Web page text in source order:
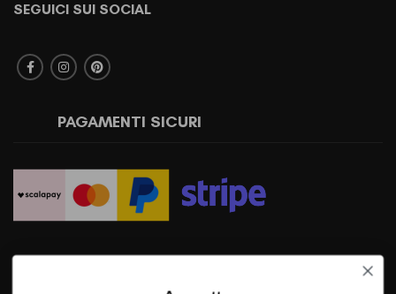
SEGUICI SUI SOCIAL
PAGAMENTI SICURI